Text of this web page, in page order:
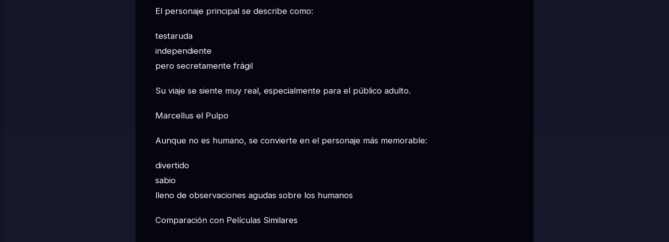
El personaje principal se describe como:
testaruda
independiente
pero secretamente frágil
Su viaje se siente muy real, especialmente para el público adulto.
Marcellus el Pulpo
Aunque no es humano, se convierte en el personaje más memorable:
divertido
sabio
lleno de observaciones agudas sobre los humanos
Comparación con Películas Similares